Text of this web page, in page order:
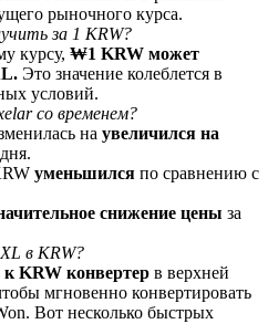
получить денежные
рыночного курса.
за 1 KRW?
курсу, ₩1 KRW может
Это значение колеблется в
условий.
со временем?
на увеличился на
уменьшился по сравнению с
снижение цены за
в KRW?
KRW конвертер в верхней
мгновенно конвертировать
Вот несколько быстрых